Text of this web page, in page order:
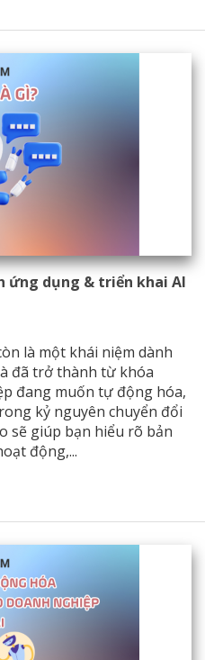
ứng dụng & triển khai AI
là một khái niệm dành
đã trở thành từ khóa
đang muốn tự động hóa,
kỷ nguyên chuyển đổi
sẽ giúp bạn hiểu rõ bản
động,...